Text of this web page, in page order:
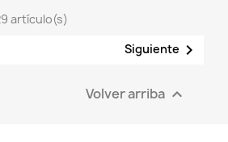
artículo(s)
Siguiente 
Volver arriba 